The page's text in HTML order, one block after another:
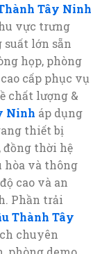
Tây Ninh
vực trưng
lớn sẵn
họp, phòng
cấp phục vụ
chất lượng &
Ninh áp dụng
thiết bị
đồng thời hệ
hòa và thông
cao và an
Phần trải
Thành Tây
chuyên